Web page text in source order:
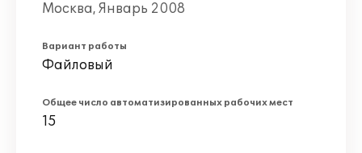
Москва, Январь 2008
Вариант работы
Файловый
Общее число автоматизированных рабочих мест
15